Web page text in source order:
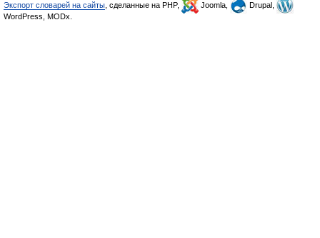
Экспорт словарей на сайты , сделанные на PHP, Joomla,
Drupal,
WordPress, MODx.